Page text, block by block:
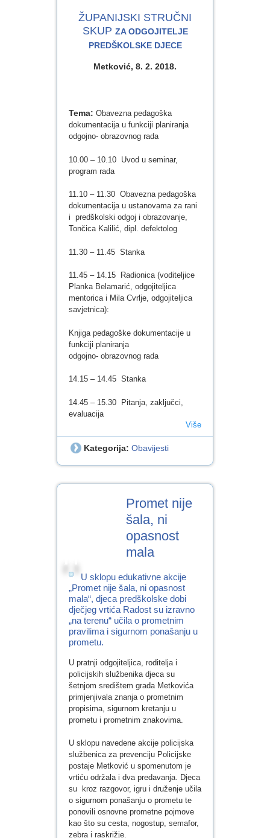
ŽUPANIJSKI STRUČNI
SKUP ZA ODGOJITELJE
PREDŠKOLSKE DJECE
Metković, 8. 2. 2018.
Tema: Obavezna pedagoška
dokumentacija u funkciji planiranja
odgojno- obrazovnog rada
10.00 – 10.10 Uvod u seminar,
program rada
11.10 – 11.30 Obavezna pedagoška
dokumentacija u ustanovama za rani
i predškolski odgoj i obrazovanje,
Tončica Kalilić, dipl. defektolog
11.30 – 11.45 Stanka
11.45 – 14.15 Radionica (voditeljice
Planka Belamarić, odgojiteljica
mentorica i Mila Cvrlje, odgojiteljica
savjetnica):
Knjiga pedagoške dokumentacije u
funkciji planiranja
odgojno- obrazovnog rada
14.15 – 14.45 Stanka
14.45 – 15.30 Pitanja, zaključci,
evaluacija
Više
Kategorija: Obavijesti
Promet nije
šala, ni
opasnost
mala
U sklopu edukativne akcije
„Promet nije šala, ni opasnost
mala“, djeca predškolske dobi
dječjeg vrtića Radost su izravno
„na terenu“ učila o prometnim
pravilima i sigurnom ponašanju u
prometu.
U pratnji odgojiteljica, roditelja i
policijskih službenika djeca su
šetnjom središtem grada Metkovića
primjenjivala znanja o prometnim
propisima, sigurnom kretanju u
prometu i prometnim znakovima.
U sklopu navedene akcije policijska
službenica za prevenciju Policijske
postaje Metković u spomenutom je
vrtiću održala i dva predavanja. Djeca
su kroz razgovor, igru i druženje učila
o sigurnom ponašanju o prometu te
ponovili osnovne prometne pojmove
kao što su cesta, nogostup, semafor,
zebra i raskrižje.